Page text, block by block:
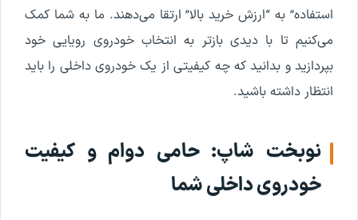
استفاده” به “ارزش خرید بالا” ارتقا می‌دهند. ما به شما کمک
می‌کنیم تا با دیدی بازتر به انتخاب خودروی رویایی خود
بپردازید و بدانید که چه کیفیتی از یک خودروی داخلی را باید
انتظار داشته باشید.
نوبخت شاپ: حامی دوام و کیفیت
خودروی داخلی شما